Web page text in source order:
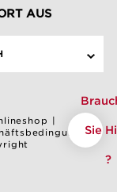
AUS
|
|
Sie
?